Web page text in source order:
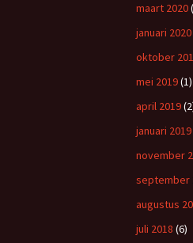
maart 2020
januari 2020
oktober
mei 2019(1)
april 2019
januari 2019
november
september
augustus
juli 2018 (6)